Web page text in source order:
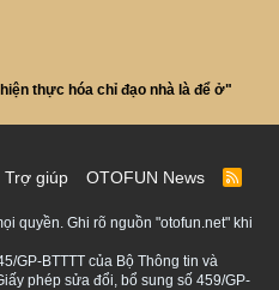
thực hóa chỉ đạo nhà là để ở"
Trợ giúp OTOFUN News
R
S
quyền. Ghi rõ nguồn "otofun.net" khi
GP-BTTTT của Bộ Thông tin và
phép sửa đổi, bổ sung số 459/GP-